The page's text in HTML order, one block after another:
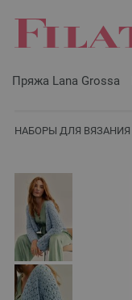
Пряжа Lana Grossa
НАБОРЫ ДЛЯ ВЯЗАНИЯ